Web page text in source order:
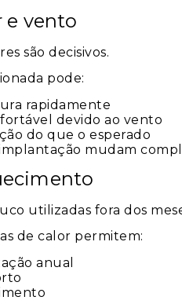
e vento
são decisivos.
pode:
rapidamente
devido ao vento
do que o esperado
mudam
utilizadas fora dos
de calor permitem:
anual